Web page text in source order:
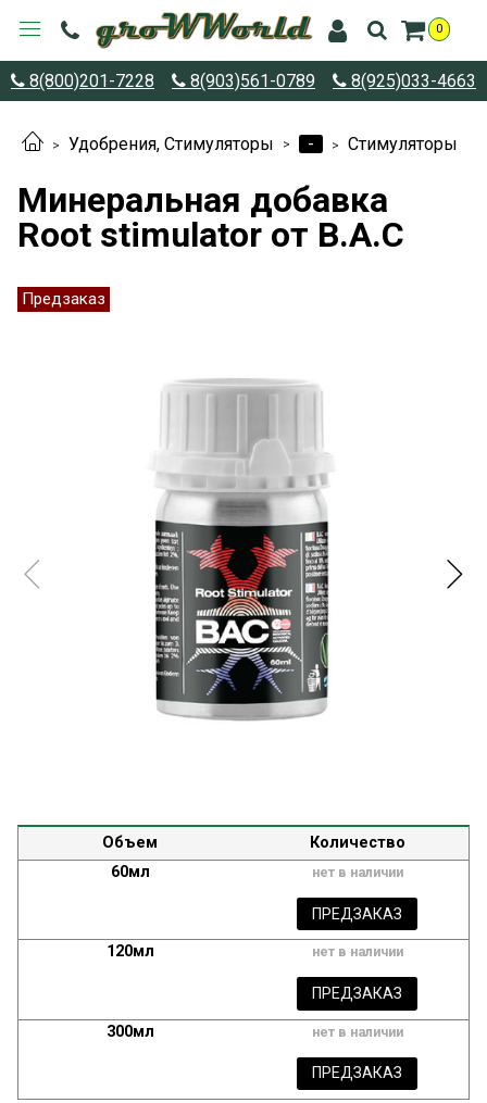
0
8(800)201-7228 8(903)561-0789 8(925)033-4663
Удобрения, Стимуляторы - Стимуляторы
Минеральная добавка
Root stimulator от B.A.C
Предзаказ
Объем
Количество
60мл
нет в наличии
ПРЕДЗАКАЗ
120мл нет в наличии
ПРЕДЗАКАЗ
300мл нет в наличии
ПРЕДЗАКАЗ